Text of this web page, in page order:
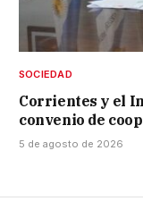
SOCIEDAD
Corrientes y el
convenio de
5 de agosto de 2026